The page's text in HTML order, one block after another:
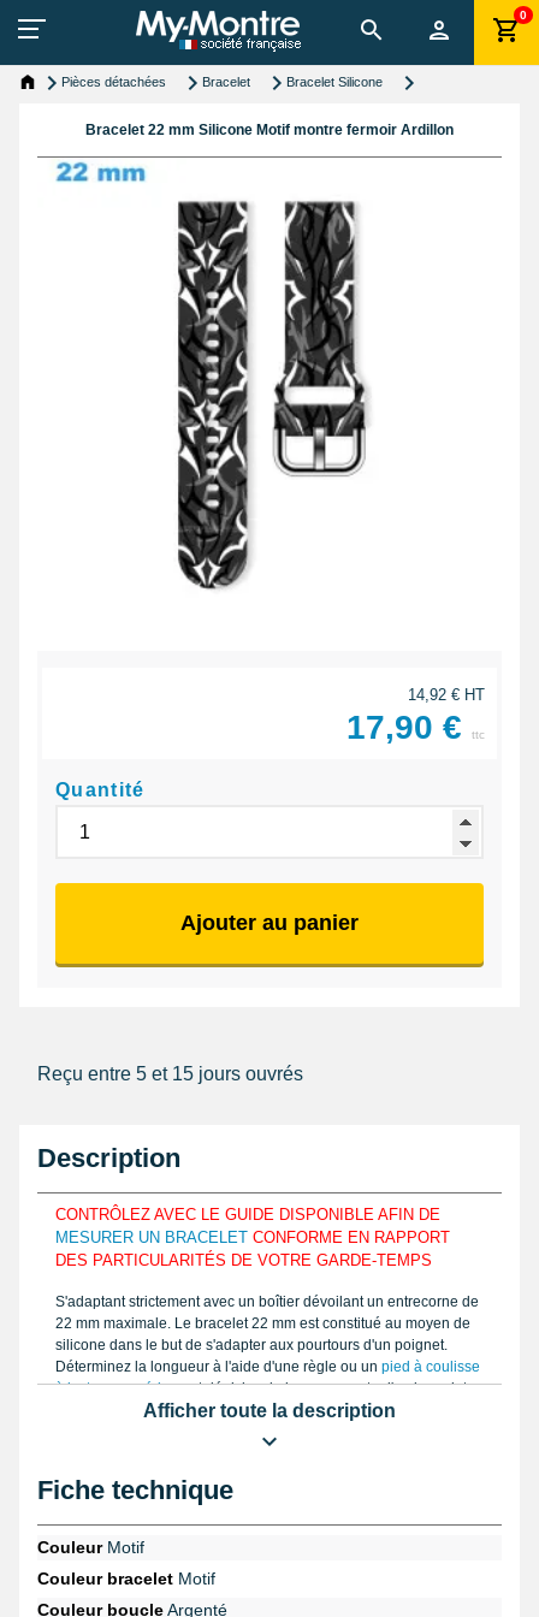
0
Pièces détachées Bracelet Bracelet Silicone
Bracelet 22 mm Silicone Motif montre fermoir Ardillon
14,92 € HT
17,90 € ttc
Quantité
Ajouter au panier
Reçu entre 5 et 15 jours ouvrés
Description
CONTRÔLEZ AVEC LE GUIDE DISPONIBLE AFIN DE
MESURER UN BRACELET CONFORME EN RAPPORT
DES PARTICULARITÉS DE VOTRE GARDE-TEMPS
S'adaptant strictement avec un boîtier dévoilant un entrecorne de
22 mm maximale. Le bracelet 22 mm est constitué au moyen de
silicone dans le but de s'adapter aux pourtours d'un poignet.
Déterminez la longueur à l'aide d'une règle ou un pied à coulisse
à lecture numériqueet dénichez la largeur exacte d'un bracelet
montre à détenir. Ce beau bracelet est fabriqué avec du silicone.
est utilisée pour rassembler le bracelet au
nécessite d'être enlevé à l'aide du
épluchant la rubrique
D'une largeur de 22 mm, le bracelet montre est de ton motif. Fait
Afficher toute la description
Fiche technique
CouleurMotif
Couleur bracelet Motif
Couleur boucleArgenté